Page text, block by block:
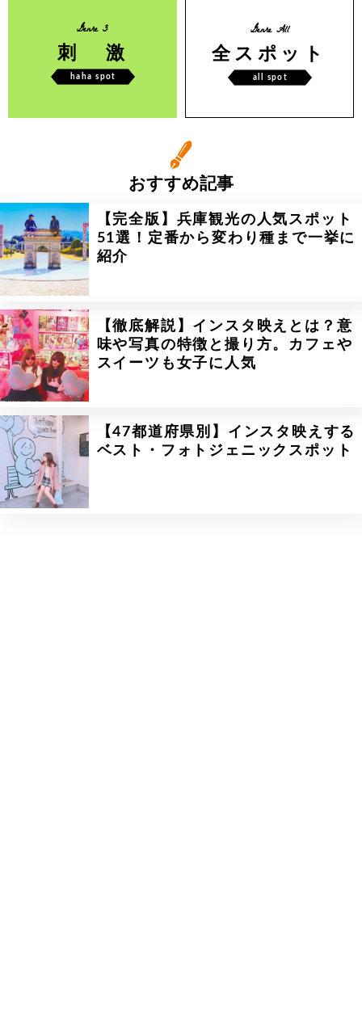
Genre 3
刺 激
haha spot
Genre All
全スポット
all spot
おすすめ記事
【完全版】兵庫観光の人気スポット
51選！定番から変わり種まで一挙に
紹介
【徹底解説】インスタ映えとは？意
味や写真の特徴と撮り方。カフェや
スイーツも女子に人気
【47都道府県別】インスタ映えする
ベスト・フォトジェニックスポット